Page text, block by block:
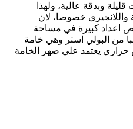
وبدقة عالية، ولهذا
خصوصا، لان
اعداد كبيرة في مساحة
من البولي استر وهي خامة
حراري يعتمد علي صهر الخامة